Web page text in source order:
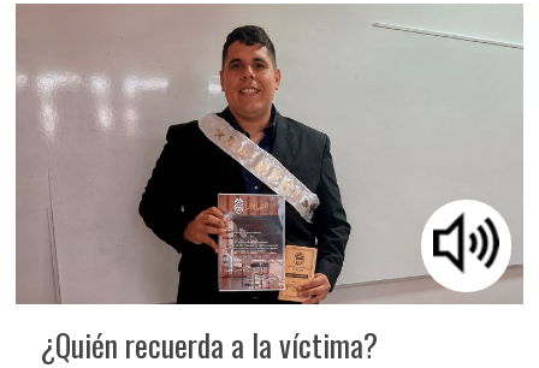
¿Quién recuerda a la víctima?